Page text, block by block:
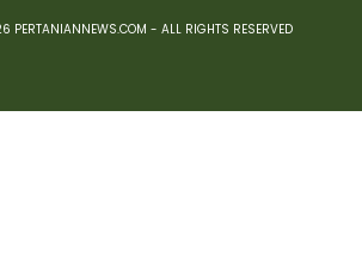
PERTANIANNEWS.COM - ALL RIGHTS RESERVED